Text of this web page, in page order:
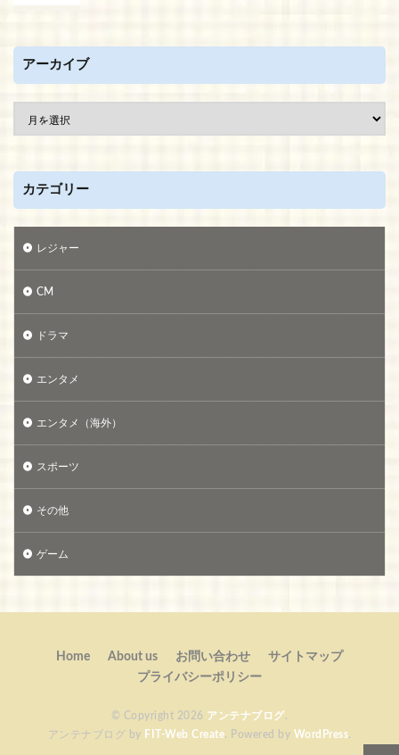
アーカイブ
カテゴリー
レジャー
CM
ドラマ
エンタメ
エンタメ（海外）
スポーツ
その他
ゲーム
Home About us お問い合わせ
サイトマップ
プライバシーポリシー
© Copyright 2026 アンテナブログ.
アンテナブログ by FIT-Web Create. Powered by WordPress.